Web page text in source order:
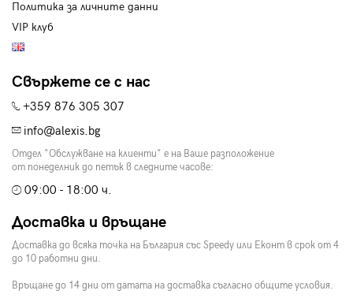
Политика за личните данни
VIP клуб
Свържете се с нас
+359 876 305 307
info@alexis.bg
Отдел "Обслужване на клиенти" е на Ваше разположение
от понеделник до петък в следните часове:
09:00 - 18:00 ч.
Доставка и връщане
Доставка до всяка точка на България със Speedy или Еконт в срок от 4
до 10 работни дни.
Връщане до 14 дни от датата на доставка съгласно общите условия.